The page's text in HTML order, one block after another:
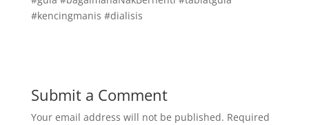
#kencingmanis #dialisis
Submit a Comment
Your email address will not be published. Required